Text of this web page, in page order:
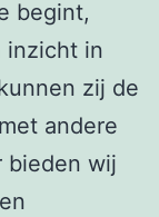
begint,
inzicht in
zij de
andere
bieden wij